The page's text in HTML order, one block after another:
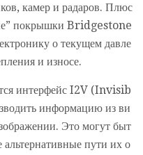
камер и радаров. Плюс
покрышки Bridgestone
о текущем давле
и износе.
интерфейс I2V (Invisib
информацию из ви
Это могут быт
альтернативные пути их о